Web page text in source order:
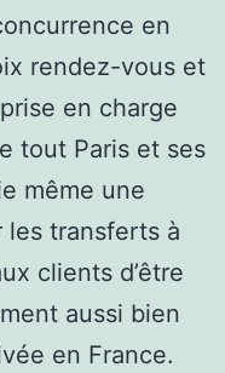
en
rendez-vous et
en charge
tout Paris et ses
même une
transferts à
clients d’être
aussi bien
en France.